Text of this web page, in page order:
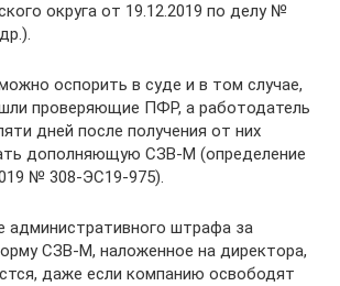
округа от 19.12.2019 по делу №
оспорить в суде и в том случае,
проверяющие ПФР, а работодатель
дней после получения от них
дополняющую СЗВ-М (определение
№ 308-ЭС19-975).
административного штрафа за
СЗВ-М, наложенное на директора,
даже если компанию освободят